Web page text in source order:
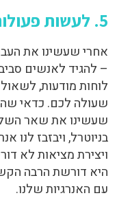
5. לעשות פעולות.
אחרי שעשינו את
– להגיד לאנשים
לוחות מודעות,
שעולה לכם. כדאי
שעשינו את שאר
בניוטרל, ויבזבז לנו
ויצירת מציאות לא
היא דורשת הרבה
עם האנרגיות שלנו.